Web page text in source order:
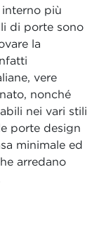
più
di porte sono
la
vere
nonché
nei vari stili
porte design
minimale ed
arredano